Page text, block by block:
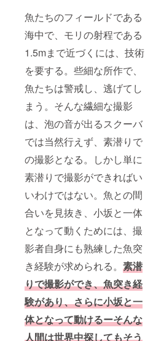
魚たちのフィールドである
海中で、モリの射程である
1.5mまで近づくには、技術
を要する。些細な所作で、
魚たちは警戒し、逃げてし
まう。そんな繊細な撮影
は、泡の音が出るスクーバ
では当然行えず、素潜りで
の撮影となる。しかし単に
素潜りで撮影ができればい
いわけではない。魚との間
合いを見抜き、小坂と一体
となって動くためには、撮
影者自身にも熟練した魚突
き経験が求められる。 素潜
りで撮影ができ、魚突き経
験があり、さらに小坂と一
体となって動けるーそんな
人間は世界中探してもそう